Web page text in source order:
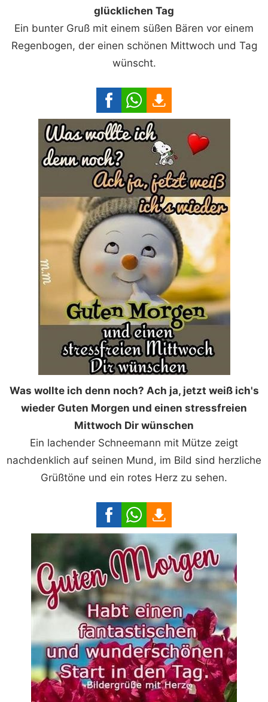
glücklichen Tag
Ein bunter Gruß mit einem süßen Bären vor einem
Regenbogen, der einen schönen Mittwoch und Tag
wünscht.
Was wollte ich denn noch? Ach ja, jetzt weiß ich's
wieder Guten Morgen und einen stressfreien
Mittwoch Dir wünschen
Ein lachender Schneemann mit Mütze zeigt
nachdenklich auf seinen Mund, im Bild sind herzliche
Grüßtöne und ein rotes Herz zu sehen.